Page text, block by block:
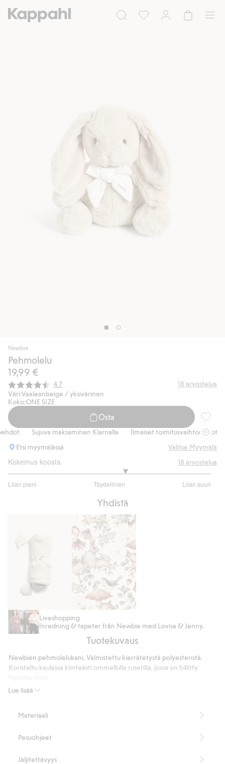
Newbie
Pehmolelu
19,99 €
Keskimääräinen luokitus:
4.7 18 arvostelua
Väri:Vaaleanbeige / yksivärinen
Koko:ONE SIZE
Osta
Sujuva maksaminen Klarnalla Ilmaiset toimitusvaihtoehdot
Etsi myymälässä
Valitse Myymälä
Kokemus koosta
Liian pieni Täydellinen Liian suuri
/
18 arvostelua
Yhdistä
Kuvioneulottu
vauvojen
Tapetti
Minou
Liveshopping
Inredning & tapeter från Newbie med Lovisa & Jenny.
Tuotekuvaus
Lue lisää
Newbien pehmolelukani. Valmistettu kierrätetystä polyesteristä.
Koristeltu kaulassa kiinteästi ommellulla rusetilla, jossa on hillitty
Koko: n. 28 cm.
saumat on testattu ja kestävät vetämistä.
Tuotenumero:
Materiaali
Pesuohjeet
Jäljitettävyys